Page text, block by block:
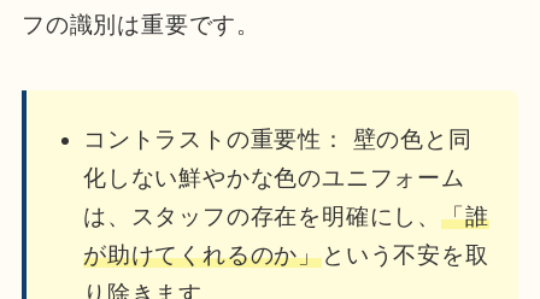
フの識別は重要です。
コントラストの重要性： 壁の色と同
化しない鮮やかな色のユニフォーム
は、スタッフの存在を明確にし、「誰
が助けてくれるのか」という不安を取
り除きます。